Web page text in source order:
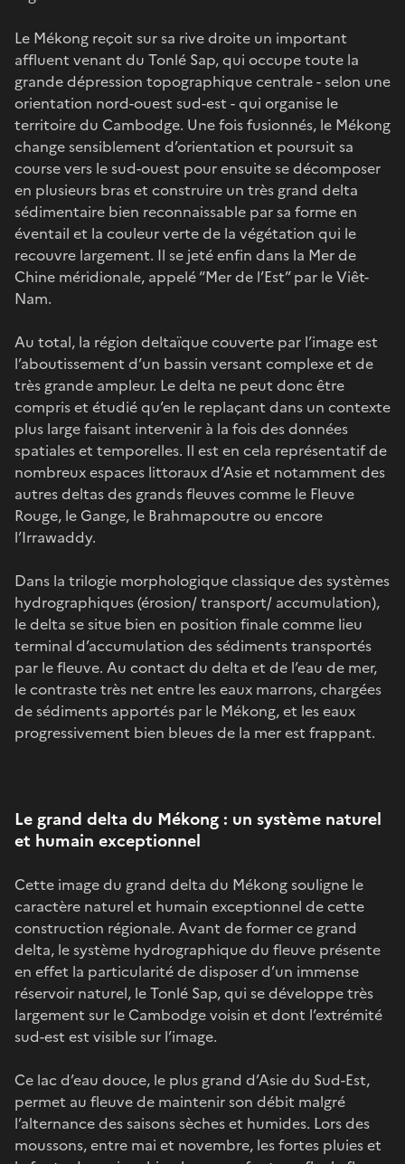
Le Mékong reçoit sur sa rive droite un important
affluent venant du Tonlé Sap, qui occupe toute la
grande dépression topographique centrale - selon une
orientation nord-ouest sud-est - qui organise le
territoire du Cambodge. Une fois fusionnés, le Mékong
change sensiblement d’orientation et poursuit sa
course vers le sud-ouest pour ensuite se décomposer
en plusieurs bras et construire un très grand delta
sédimentaire bien reconnaissable par sa forme en
éventail et la couleur verte de la végétation qui le
recouvre largement. Il se jeté enfin dans la Mer de
Chine méridionale, appelé “Mer de l’Est” par le Viêt-
Nam.
Au total, la région deltaïque couverte par l’image est
l’aboutissement d’un bassin versant complexe et de
très grande ampleur. Le delta ne peut donc être
compris et étudié qu’en le replaçant dans un contexte
plus large faisant intervenir à la fois des données
spatiales et temporelles. Il est en cela représentatif de
nombreux espaces littoraux d’Asie et notamment des
autres deltas des grands fleuves comme le Fleuve
Rouge, le Gange, le Brahmapoutre ou encore
l’Irrawaddy.
Dans la trilogie morphologique classique des systèmes
hydrographiques (érosion/ transport/ accumulation),
le delta se situe bien en position finale comme lieu
terminal d’accumulation des sédiments transportés
par le fleuve. Au contact du delta et de l’eau de mer,
le contraste très net entre les eaux marrons, chargées
de sédiments apportés par le Mékong, et les eaux
progressivement bien bleues de la mer est frappant.
Le grand delta du Mékong : un système naturel
et humain exceptionnel
Cette image du grand delta du Mékong souligne le
caractère naturel et humain exceptionnel de cette
construction régionale. Avant de former ce grand
delta, le système hydrographique du fleuve présente
en effet la particularité de disposer d’un immense
réservoir naturel, le Tonlé Sap, qui se développe très
largement sur le Cambodge voisin et dont l’extrémité
sud-est est visible sur l’image.
Ce lac d’eau douce, le plus grand d’Asie du Sud-Est,
permet au fleuve de maintenir son débit malgré
l’alternance des saisons sèches et humides. Lors des
moussons, entre mai et novembre, les fortes pluies et